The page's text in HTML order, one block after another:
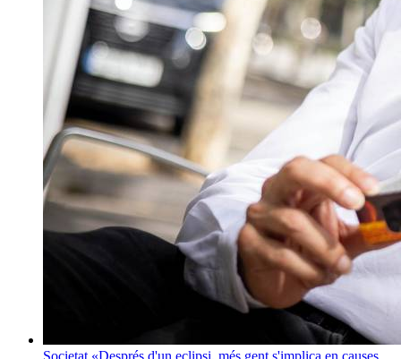
Societat «Després d'un eclipsi, més gent s'implica en causes